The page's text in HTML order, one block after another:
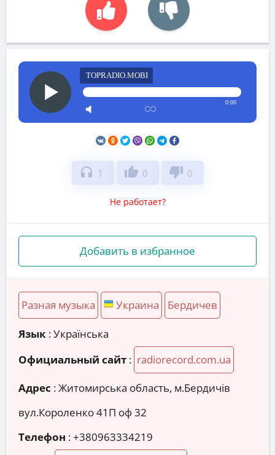
TOPRADIO.MOBI
0:00
headphones 1 thumb_up 0 thumb_down 0
Не работает?
Добавить в избранное
Разная музыка Украина Бердичев
Язык : Українська
Официальный сайт : radiorecord.com.ua
Адрес :Житомирська область, м.Бердичів
вул.Короленко 41П оф 32
Телефон :+380963334219